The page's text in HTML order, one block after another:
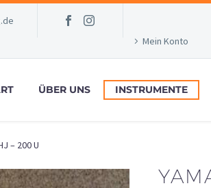
Mein Konto
ÜBER UNS INSTRUMENTE
– 200 U